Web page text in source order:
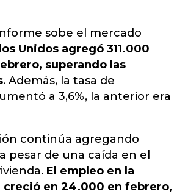
sobe el mercado
Unidos agregó 311.000
superando las
. Además, la tasa de
a 3,6%, la anterior era
continúa agregando
pesar de una caída en el
El empleo en la
en 24.000 en febrero,